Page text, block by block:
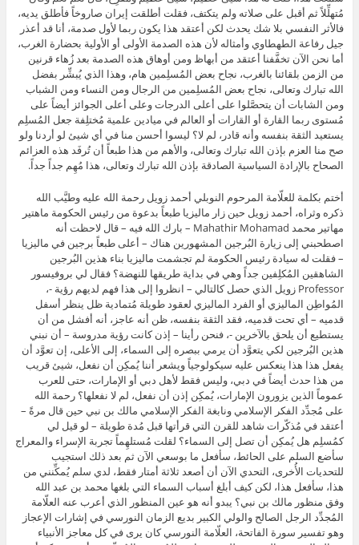
مُتهلِّلاً ثم أقبل على صلاته ولم يتكتف، فقلت أطلقت إيران صاروخاً فأطلق يديه،
فالأثر النفسي بلا شك يحدث لكن أعتقد هذا يكون ربما لأول صدمة، أنا قد أعذر
جيل رفاعة الطهطاوي وأمثاله لأن هذه الصدمة الأولى أو الأولية بحضارة الغرب،
أما نحن الآن تخفَّفنا أعتقد من أبهاظ ومن أوهاق هذه الصدمة بعد زُهاء قرنين
من الزمن بلقائنا بالغرب، نجاح بعض المُسلِمين هام، وهذا الذي يُبشِّر بفضل
الله تبارك وتعالى، نجاح بعض المُسلِمين من الرجال ومن النساء ومن الشباب
ومن الشابات أن يتحصَّلوا على أعلى الدرجات وعلى أعلى الجوائز أيضاً على
مُستوى ربما القارة أو القارات أو العالم في ميادين علمية مُختلِفة جعل المُسلِم
يستعيد الثقة بنفسه وأنه قادر، لم لا؟ ليسوا أحسن منا في أي شيئ لو أردنا ولو
صح منا العزم بإذن الله تبارك وتعالى، والأهم من هذا طبعاً أن تُرفَد هذه العزائم
الصحاح بالإرادة السياسية الصادقة بإذن الله تبارك وتعالى، هذا مُهِم جداً جداً.
أختم بكلمة للعلّامة المرحوم النوبلي أحمد زويل رحمة الله عليه وطيَّب الله
ذكره وثراه، أحمد زويل حين زار ماليزيا طبعاً بدعوة من رئيس الحكومة ماهتير
مهاتير محمد Mahathir Mohamad – بارك الله فيه – قال لاحظت أنه
اصطحبني إلى زيارة البُرجين المشهورين هناك – أعلى طبعاً برجين في ماليزيا
– فقلت له سيادة رئيس الحكومة لم تجشمت ماليزيا بناء هذين البُرجين
الشاهقين المُكلِفين جداً وهي في بداية طريقها للنهضة؟ فقال لي بروفيسور
Professor زويل الذي حصل كالتالي – انظروا إلى هذا فهم لديهم رؤية -،
المُواطِن الماليزي أو الفرد الماليزي لعقود طويلة مُتمادية ظل ينظر أسفل
قدميه – أي تحت قدميه، فقد الثقة بنفسه، ظن أنه عاجز، أنه أفشل من أن
يستطيع أن يلحق بالآخرين -، فنحن رأينا – إذن كانت رؤية مدروسة – أن نبني
هذين البُرجين لكي يتعوَّد أن يرمي ببصره إلى السماء، إلى الأعلى، إن تعوَّد أن
يفعل هذا هذا ينعكس عليه سيكولوجياً ويشعر أننا يُمكِن أن نفعل، شيئ قريب
من هذا حدث أيضاً في دبي، وليس فقط لأهل دبي أو الإمارات، حتى للعرب
عموماً الذين يزورون الإمارات، يُمكِن إذن أن نفعل، لم لا نفعلها؟ رحمة الله
على مُجدِّد الفكر الإسلامي ونابغة الفكر الإسلامي مالك بن نبي حين قال مرةً –
أعتقد في مُذكّرات شاهد للقرن التي قرأتها قبل مُدة طويلة – لو قيل لي
كمُسلِم هل يُمكِن أن تصل إلى السماء؟ لقلت مُستلهِماً تجربة الإسراء والمعراج
سأضع السلم على الحائط، سأفعل ما بوسعي الآن ثم بعد ذلك استجيب
للتحديات الأُخرى، التحدي الآن أن أصعد ثلاثة أمتار فقط، لدي سلم يُمكِّنني من
هذا، سأفعل هذا، لكن كيف أبلغ أسباب السماء التي بلغها محمد بن عبد الله
وفق منظور مالك بن نبي؟ يبدو أنه هو عين المنظور الذي أعرب عنه العلّامة
المُجدِّد الرجل الصالح والولي الكبير بديع الزمان النورسي في إشارات الإعجاز
وهو تفسير سورة الفاتحة، العلّامة النورسي كان يرى في كل معاجز الأنبياء